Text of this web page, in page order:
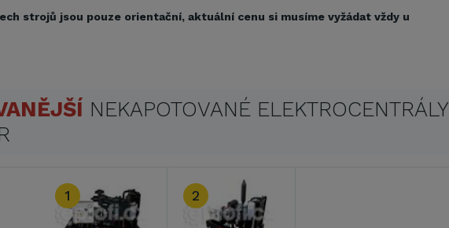
strojů jsou pouze orientační, aktuální cenu si musíme vyžádat vždy u
NEKAPOTOVANÉ ELEKTROCENTRÁLY
1 2